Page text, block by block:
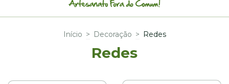
Início > Decoração > Redes
Redes